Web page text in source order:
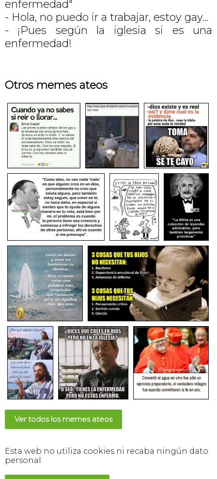
enfermedad"
- Hola, no puedo ir a trabajar, estoy gay...
- ¡Pues según la iglesia si es una
enfermedad!
Otros memes ateos
Ver todos los memes ateos
Esta web no utiliza cookies ni recaba ningún dato
personal.